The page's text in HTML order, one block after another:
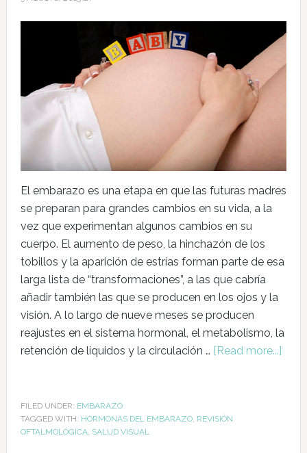
El embarazo es una etapa en que las futuras madres
se preparan para grandes cambios en su vida, a la
vez que experimentan algunos cambios en su
cuerpo. El aumento de peso, la hinchazón de los
tobillos y la aparición de estrías forman parte de esa
larga lista de “transformaciones”, a las que cabría
añadir también las que se producen en los ojos y la
visión. A lo largo de nueve meses se producen
reajustes en el sistema hormonal, el metabolismo, la
retención de líquidos y la circulación … [Read more...]
FILED UNDER: EMBARAZO
TAGGED WITH: HORMONAS DEL EMBARAZO, REVISIÓN
OFTALMOLÓGICA, SALUD VISUAL